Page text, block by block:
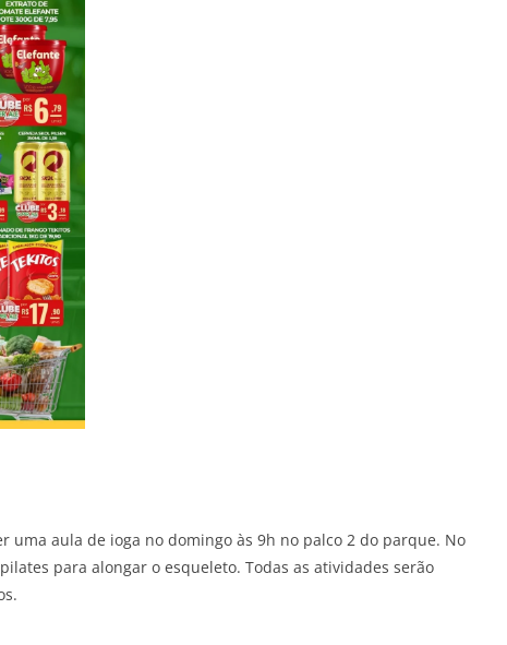
uma aula de ioga no domingo às 9h no palco 2 do parque. No
para alongar o esqueleto. Todas as atividades serão